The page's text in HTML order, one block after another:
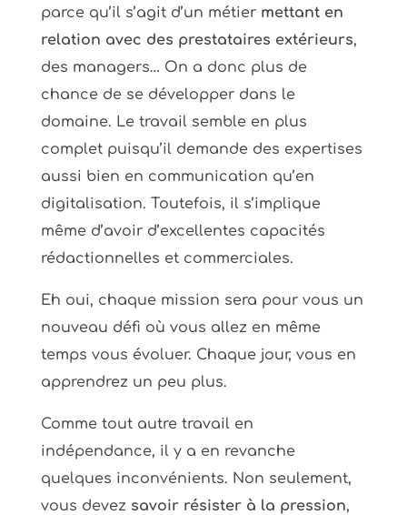
parce qu’il s’agit d’un métier mettant en
relation avec des prestataires extérieurs,
des managers… On a donc plus de
chance de se développer dans le
domaine. Le travail semble en plus
complet puisqu’il demande des expertises
aussi bien en communication qu’en
digitalisation. Toutefois, il s’implique
même d’avoir d’excellentes capacités
rédactionnelles et commerciales.
Eh oui, chaque mission sera pour vous un
nouveau défi où vous allez en même
temps vous évoluer. Chaque jour, vous en
apprendrez un peu plus.
Comme tout autre travail en
indépendance, il y a en revanche
quelques inconvénients. Non seulement,
vous devez savoir résister à la pression,